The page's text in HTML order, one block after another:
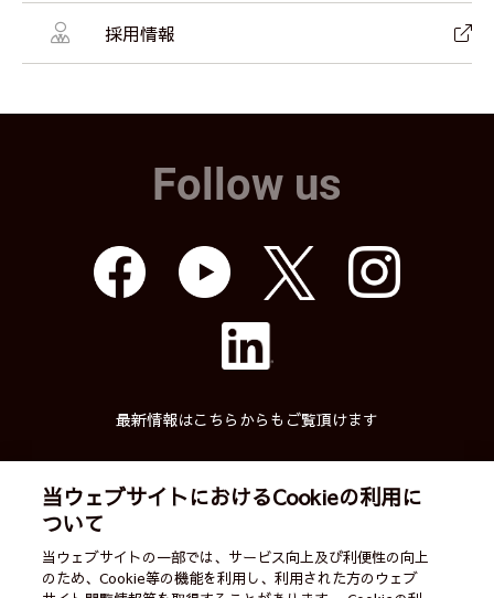
採用情報
Follow us
最新情報はこちらからもご覧頂けます
English ご利用案内 営業カレンダー
当ウェブサイトにおけるCookieの利用に
ついて
当ウェブサイトの一部では、サービス向上及び利便性の向上
のため、Cookie等の機能を利用し、利用された方のウェブ